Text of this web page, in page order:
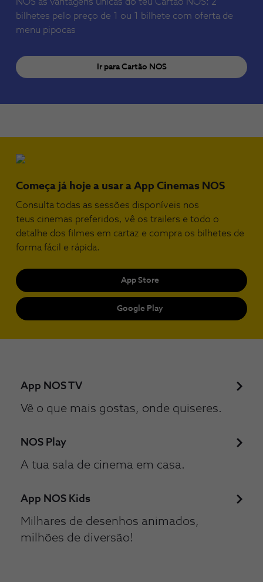
bilhetes pelo preço de 1 ou 1 bilhete com oferta de
menu pipocas
Ir para Cartão NOS
Começa já hoje a usar a App Cinemas NOS
Consulta todas as sessões disponíveis nos
teus cinemas preferidos, vê os trailers e todo o
detalhe dos filmes em cartaz e compra os bilhetes de
forma fácil e rápida.
App Store
Google Play
App NOS TV
Vê o que mais gostas, onde quiseres.
NOS Play
A tua sala de cinema em casa.
App NOS Kids
Milhares de desenhos animados,
milhões de diversão!